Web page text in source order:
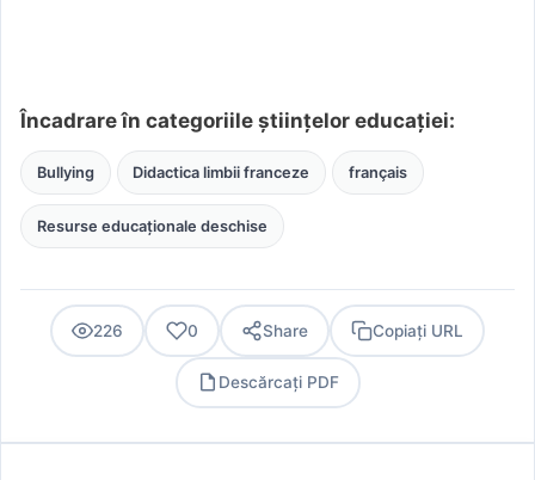
Încadrare în categoriile științelor educației:
Bullying Didactica limbii franceze français
Resurse educaționale deschise
226 0 Share Copiați URL
Descărcați PDF